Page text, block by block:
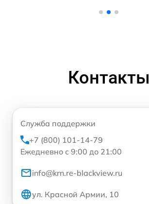
Контакты
Служба поддержки
+7 (800) 101-14-79
Ежедневно с 9:00 до 21:00
info@krn.re-blackview.ru
ул. Красной Армии, 10